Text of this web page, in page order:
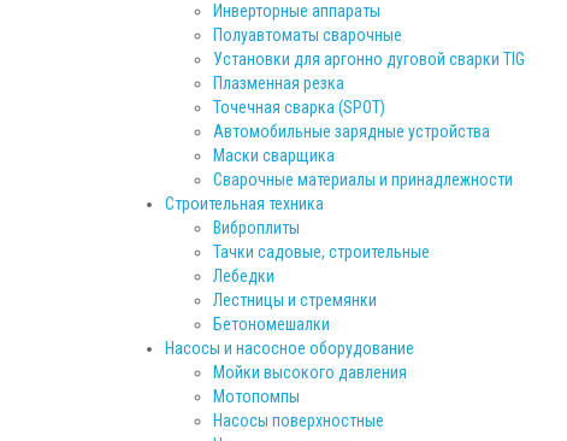
Инверторные аппараты
Полуавтоматы сварочные
Установки для аргонно дуговой сварки TIG
Плазменная резка
Точечная сварка (SPOT)
Автомобильные зарядные устройства
Маски сварщика
Сварочные материалы и принадлежности
Строительная техника
Виброплиты
Тачки садовые, строительные
Лебедки
Лестницы и стремянки
Бетономешалки
Насосы и насосное оборудование
Мойки высокого давления
Мотопомпы
Насосы поверхностные